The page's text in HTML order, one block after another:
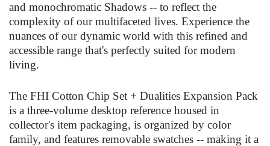
and monochromatic Shadows -- to reflect the
complexity of our multifaceted lives. Experience the
nuances of our dynamic world with this refined and
accessible range that's perfectly suited for modern
living.
The FHI Cotton Chip Set + Dualities Expansion Pack
is a three-volume desktop reference housed in
collector's item packaging, is organized by color
family, and features removable swatches -- making it a